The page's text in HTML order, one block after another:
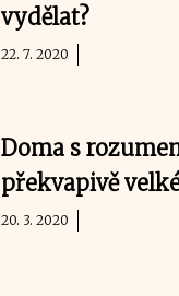
vydělat?
22. 7. 2020
Doma s
překvapivě
20. 3. 2020